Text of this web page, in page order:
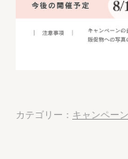
カテゴリー： キャンペーン